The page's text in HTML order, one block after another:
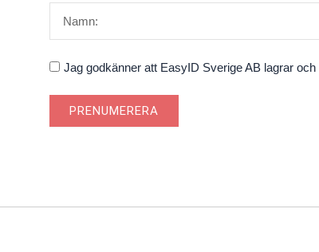
Godkännande
Jag godkänner att EasyID Sverige AB lagrar
PRENUMERERA